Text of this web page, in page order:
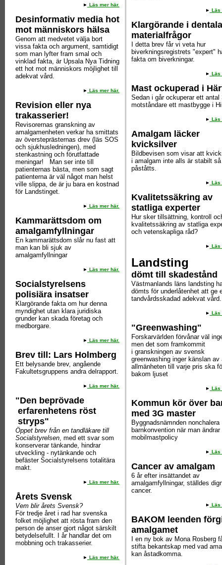
Läs mer här.
Desinformativ media hot
mot människors hälsa
Genom att medvetet välja bort
vissa fakta och argument, samtidigt
som man lyfter fram smal och
vinklad fakta, är Upsala Nya Tidning
ett hot mot människors möjlighet till
adekvat vård.
Läs mer här.
Revision eller nya
trakasserier!
Revisorernas granskning av
amalgamenheten verkar ha smittats
av översteprästernas drev (läs SOS
och sjukhusledningen), med
stenkastning och förutfattade
meningar! Man ser inte till
patienternas bästa, men som sagt
patienterna är väl något man helst
ville slippa, de är ju bara en kostnad
för Landstinget.
Läs mer här.
Kammarättsdom om
amalgamfyllningar
En kammarättsdom slår nu fast att
man kan bli sjuk av
amalgamfyllningar
Läs mer här.
Socialstyrelsens
polisiära insatser
Klargörande fakta om hur denna
myndighet utan klara juridiska
grunder kan skada företag och
medborgare.
Läs mer här.
Brev till: Lars Holmberg
Ett belysande brev, angående
Fakultetsgruppens andra delrapport.
Läs mer här.
"Den beprövade
erfarenhetens röst
stryps"
Öppet brev från en tandläkare till
Socialstyrelsen, med ett svar som
konserverar tänkande, hindrar
utveckling - nytänkande och
befäster Socialstyrelsens totalitära
makt.
Läs mer här.
Årets Svensk
Vem blir årets Svensk?
För tredje året i rad har svenska
folket möjlighet att rösta fram den
person de anser gjort något särskilt
betydelsefullt. I år handlar det om
mobbning och trakasserier.
Läs mer här.
Läs
Klargörande i dentala
materialfrågor
I detta brev får vi veta hur
biverkningsregistrets "expert"
fakta om biverkningar.
Läs
Mast ockuperad i
Sedan i går ockuperar ett antal
motståndare ett mastbygge i
Läs
Amalgam läcker
kvicksilver
Bildbevisen som visar att
i amalgam inte alls är stabilt
påståtts.
Läs
Kvalitetssäkring av
statliga experter
Hur sker tillsättning, kontroll
kvalitetssäkring av statliga
och vetenskapliga råd?
Läs
Landsting
dömt till skadestånd
Västmanlands läns landsting
dömts för underlåtenhet att ge
tandvårdsskadad adekvat vård.
Läs
"Greenwashing"
Forskarvärlden förvånar väl
men det som framkommit
i granskningen av svensk
greenwashing inger känslan av
allmänheten till varje pris ska
bakom ljuset
Läs
Kommun kör över
med 3G master
Byggnadsnämnden nonchalera
barnkonvention när man ändrar
mobilmastpolicy
Läs
Cancer av amalgam
6 år efter insättandet av
amalgamfyllningar, ställdes
cancer.
Läs
BAKOM leenden
amalgamet
I en ny bok av Mona Rosberg
stifta bekantskap med vad
kan åstadkomma.